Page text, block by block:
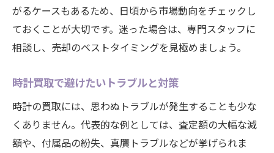
がるケースもあるため、日頃から市場動向をチェックし
ておくことが大切です。迷った場合は、専門スタッフに
相談し、売却のベストタイミングを見極めましょう。
時計買取で避けたいトラブルと対策
時計の買取には、思わぬトラブルが発生することも少な
くありません。代表的な例としては、査定額の大幅な減
額や、付属品の紛失、真贋トラブルなどが挙げられま